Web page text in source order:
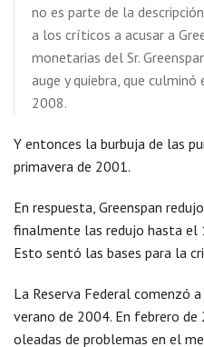
no es parte de la
a los críticos a acusar a
monetarias del Sr.
auge y quiebra, que culminó
2008.
Y entonces la burbuja de las
primavera de 2001.
En respuesta, Greenspan
finalmente las redujo hasta el
Esto sentó las bases para la
La Reserva Federal comenzó
verano de 2004. En febrero
oleadas de problemas en el